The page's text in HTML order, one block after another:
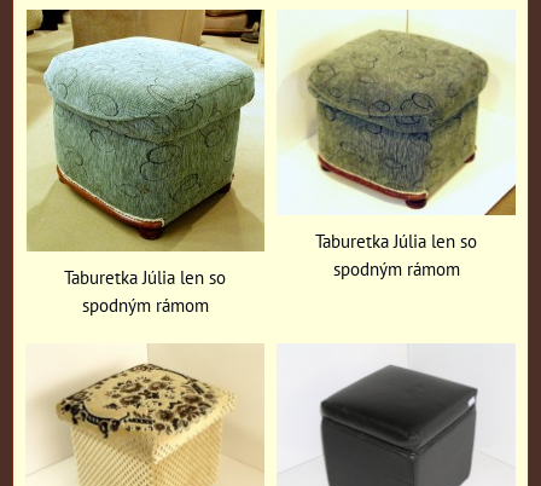
Taburetka Júlia len so
spodným rámom
Taburetka Júlia len so
spodným rámom